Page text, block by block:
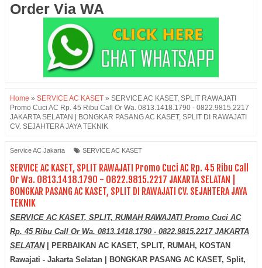
Order Via WA
Home » SERVICE AC KASET » SERVICE AC KASET, SPLIT RAWAJATI
Promo Cuci AC Rp. 45 Ribu Call Or Wa. 0813.1418.1790 - 0822.9815.2217
JAKARTA SELATAN | BONGKAR PASANG AC KASET, SPLIT DI RAWAJATI
CV. SEJAHTERA JAYA TEKNIK
Service AC Jakarta SERVICE AC KASET
SERVICE AC KASET, SPLIT RAWAJATI Promo Cuci AC Rp. 45 Ribu Call
Or Wa. 0813.1418.1790 - 0822.9815.2217 JAKARTA SELATAN |
BONGKAR PASANG AC KASET, SPLIT DI RAWAJATI CV. SEJAHTERA JAYA
TEKNIK
SERVICE AC KASET, SPLIT, RUMAH RAWAJATI Promo Cuci AC
Rp. 45 Ribu Call Or Wa. 0813.1418.1790 - 0822.9815.2217 JAKARTA
SELATAN| PERBAIKAN AC KASET, SPLIT, RUMAH, KOSTAN
Rawajati - Jakarta Selatan | BONGKAR PASANG AC KASET, Split,